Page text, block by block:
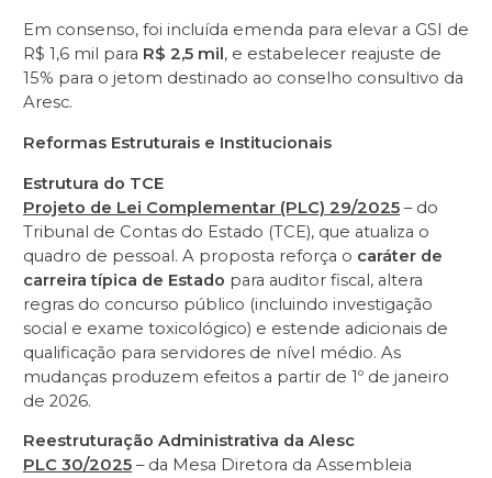
Em consenso, foi incluída emenda para elevar a GSI de
R$ 1,6 mil para R$ 2,5 mil, e estabelecer reajuste de
15% para o jetom destinado ao conselho consultivo da
Aresc.
Reformas Estruturais e Institucionais
Estrutura do TCE
Projeto de Lei Complementar (PLC) 29/2025 – do
Tribunal de Contas do Estado (TCE), que atualiza o
quadro de pessoal. A proposta reforça o caráter de
carreira típica de Estado para auditor fiscal, altera
regras do concurso público (incluindo investigação
social e exame toxicológico) e estende adicionais de
qualificação para servidores de nível médio. As
mudanças produzem efeitos a partir de 1º de janeiro
de 2026.
Reestruturação Administrativa da Alesc
PLC 30/2025 – da Mesa Diretora da Assembleia